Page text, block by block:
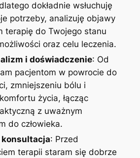
dokładnie wsłuchuję
potrzeby, analizuję objawy
terapię do Twojego stanu
oraz celu leczenia.
i doświadczenie: Od
pacjentom w powrocie do
zmniejszeniu bólu i
życia, łącząc
z uważnym
do człowieka.
konsultacja: Przed
terapii staram się dobrze